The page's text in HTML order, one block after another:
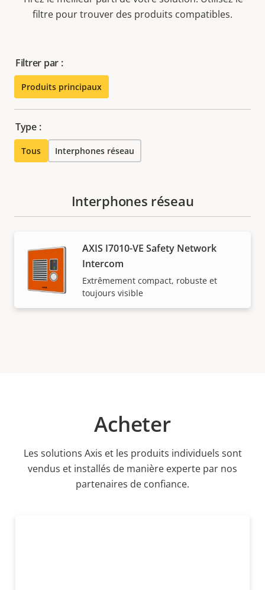
filtre pour trouver des produits compatibles.
Filtrer par :
Produits principaux
Type :
Tous Interphones réseau
Interphones réseau
AXIS I7010-VE Safety Network
Intercom
Extrêmement compact, robuste et
toujours visible
Acheter
Les solutions Axis et les produits individuels sont
vendus et installés de manière experte par nos
partenaires de confiance.